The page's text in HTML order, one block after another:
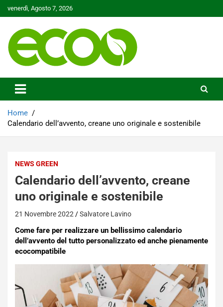
to
venerdì, Agosto 7, 2026
Ecoo.it
Home
Calendario dell’avvento, creane uno originale e sostenibile
NEWS GREEN
Calendario dell’avvento, creane
uno originale e sostenibile
21 Novembre 2022 Salvatore Lavino
Come fare per realizzare un bellissimo calendario
dell’avvento del tutto personalizzato ed anche pienamente
ecocompatibile